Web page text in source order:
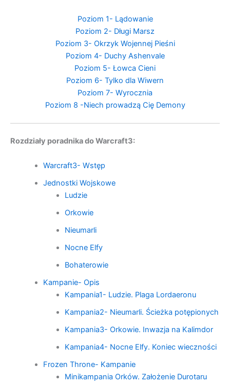
Poziom 1- Lądowanie
Poziom 2- Długi Marsz
Poziom 3- Okrzyk Wojennej Pieśni
Poziom 4- Duchy Ashenvale
Poziom 5- Łowca Cieni
Poziom 6- Tylko dla Wiwern
Poziom 7- Wyrocznia
Poziom 8 -Niech prowadzą Cię Demony
Rozdziały poradnika do Warcraft3:
Warcraft3- Wstęp
Jednostki Wojskowe
Ludzie
Orkowie
Nieumarli
Nocne Elfy
Bohaterowie
Kampanie- Opis
Kampania1- Ludzie. Plaga Lordaeronu
Kampania2- Nieumarli. Ścieżka potępionych
Kampania3- Orkowie. Inwazja na Kalimdor
Kampania4- Nocne Elfy. Koniec wieczności
Frozen Throne- Kampanie
Minikampania Orków. Założenie Durotaru